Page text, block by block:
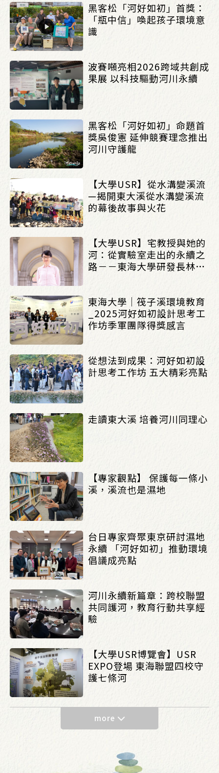
黑客松「河好如初」首獎：
「瓶中信」喚起孩子環境意
識
波賽噸亮相2026跨域共創成
果展 以科技驅動河川永續
黑客松「河好如初」命題首
獎吳俊憲 延伸競賽理念推出
河川守護龍
【大學USR】從水溝變溪流
—揭開東大溪從水溝變溪流
的幕後故事與火花
【大學USR】宅教授與她的
河：從實驗室走出的永續之
路－－東海大學研發長林惠
東海大學｜筏子溪環境教育
_2025河好如初設計思考工
作坊季軍團隊得獎感言
從想法到成果：河好如初設
計思考工作坊 五大精彩亮點
走讀東大溪 培養河川同理心
【專家觀點】 保護每一條小
溪，溪流也是濕地
台日專家齊聚東京研討濕地
永續 「河好如初」推動環境
倡議成亮點
河川永續新篇章：跨校聯盟
共同護河，教育行動共享經
驗
【大學USR博覽會】USR
EXPO登場 東海聯盟四校守
護七條河
more